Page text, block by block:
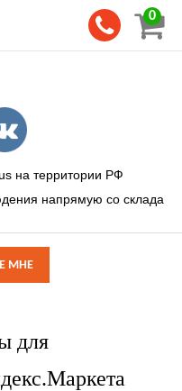
0
на территории РФ
напрямую со склада
МНЕ
для